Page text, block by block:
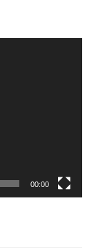
00:00